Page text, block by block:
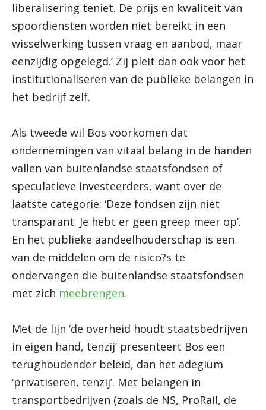
liberalisering teniet. De prijs en kwaliteit van
spoordiensten worden niet bereikt in een
wisselwerking tussen vraag en aanbod, maar
eenzijdig opgelegd.’ Zij pleit dan ook voor het
institutionaliseren van de publieke belangen in
het bedrijf zelf.
Als tweede wil Bos voorkomen dat
ondernemingen van vitaal belang in de handen
vallen van buitenlandse staatsfondsen of
speculatieve investeerders, want over de
laatste categorie: ‘Deze fondsen zijn niet
transparant. Je hebt er geen greep meer op’.
En het publieke aandeelhouderschap is een
van de middelen om de risico?s te
ondervangen die buitenlandse staatsfondsen
met zich meebrengen.
Met de lijn ‘de overheid houdt staatsbedrijven
in eigen hand, tenzij’ presenteert Bos een
terughoudender beleid, dan het adegium
‘privatiseren, tenzij’. Met belangen in
transportbedrijven (zoals de NS, ProRail, de